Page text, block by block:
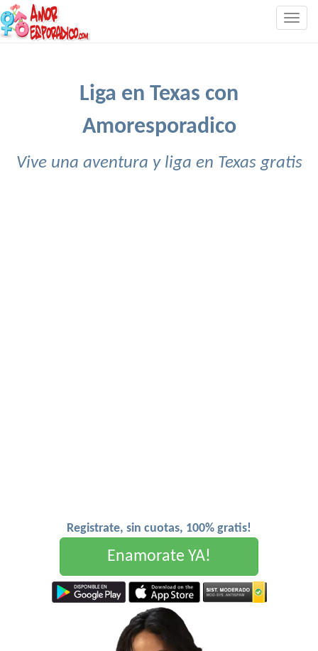
Liga en Texas con
Amoresporadico
Vive una aventura y liga en Texas gratis
Registrate, sin cuotas, 100% gratis!
Enamorate YA!